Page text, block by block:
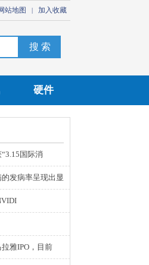
站地图 | 加入收藏
硬件
国际消
发病率呈现出显
雅IPO，目前